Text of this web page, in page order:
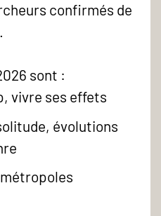
confirmés de
sont :
vivre ses effets
évolutions